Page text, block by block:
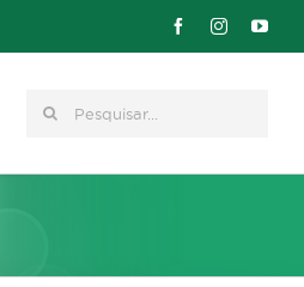
Pesquisar